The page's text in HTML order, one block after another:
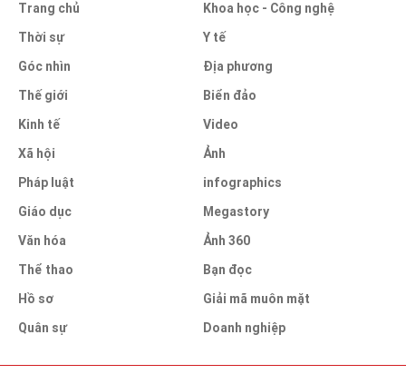
Trang chủ
Thời sự
Góc nhìn
Thế giới
Kinh tế
Xã hội
Pháp luật
Giáo dục
Văn hóa
Thể thao
Hồ sơ
Quân sự
Khoa học - Công nghệ
Y tế
Địa phương
Biển đảo
Video
Ảnh
infographics
Megastory
Ảnh 360
Bạn đọc
Giải mã muôn mặt
Doanh nghiệp